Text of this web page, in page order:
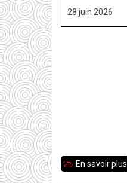
28 juin 2026
En savoir plus